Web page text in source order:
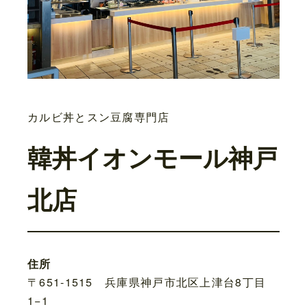
カルビ丼とスン豆腐専門店
韓丼イオンモール神戸
北店
住所
〒651-1515 兵庫県神戸市北区上津台8丁目
1−1